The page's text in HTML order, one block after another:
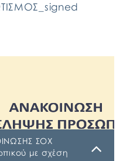
ΣΟΧ
με σχέση